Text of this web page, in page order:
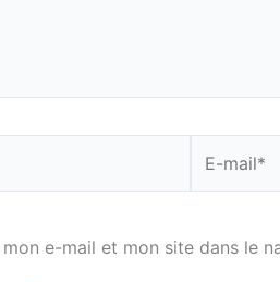
mail*
e-mail et mon site dans le